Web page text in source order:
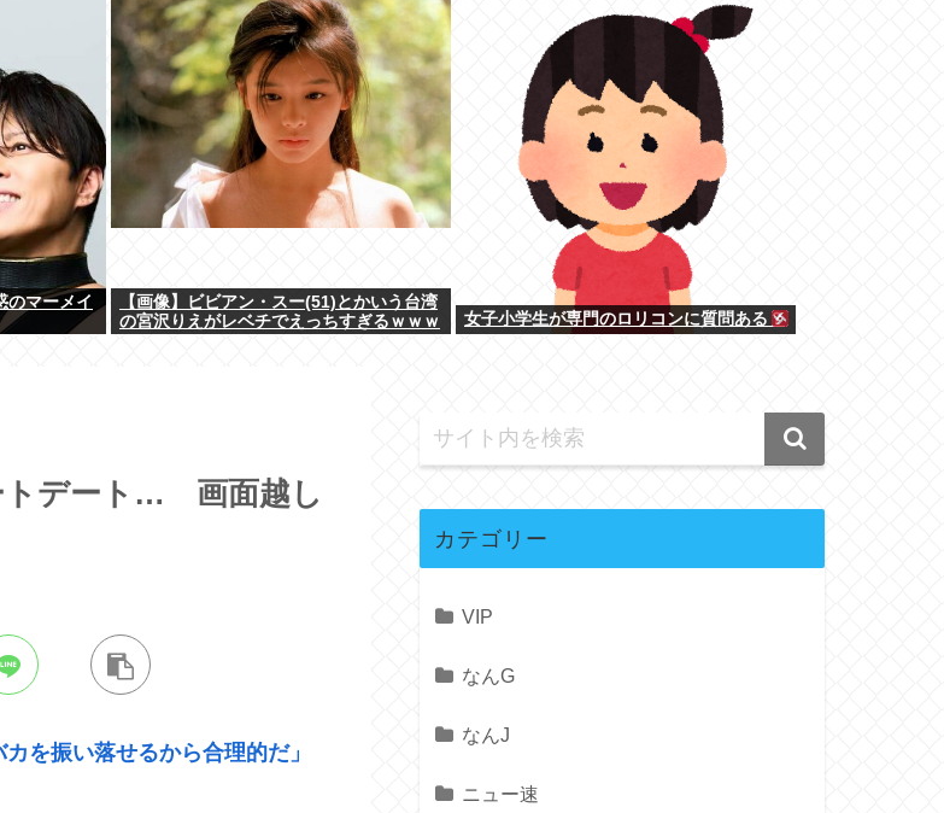
のマーメイ
【画像】ビビアン・スー(51)とかいう台湾
の宮沢りえがレベチでえっちすぎるｗｗｗ
女子小学生が専門のロリコンに質問ある？
トデート… 画面越し
を振い落せるから合理的だ」
カテゴリー
VIP
なんG
なんJ
ニュー速